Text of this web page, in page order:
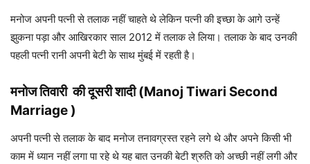
मनोज अपनी पत्नी से तलाक नहीं चाहते थे लेकिन पत्नी की इच्छा के आगे उन्हें
झुकना पड़ा और आखिरकार साल 2012 में तलाक ले लिया। तलाक के बाद उनकी
पहली पत्नी रानी अपनी बेटी के साथ मुंबई में रहती है।
मनोज तिवारी की दूसरी शादी (Manoj Tiwari Second
Marriage )
अपनी पत्नी से तलाक के बाद मनोज तनावग्रस्त रहने लगे थे और अपने किसी भी
काम में ध्यान नहीं लगा पा रहे थे यह बात उनकी बेटी श्रुति को अच्छी नहीं लगी और